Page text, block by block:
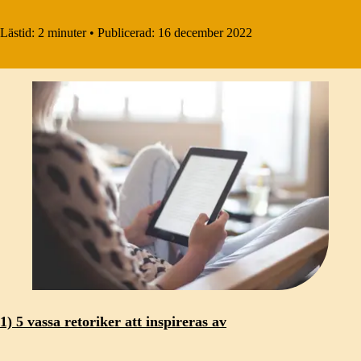
Lästid: 2 minuter • Publicerad: 16 december 2022
1) 5 vassa retoriker att inspireras av